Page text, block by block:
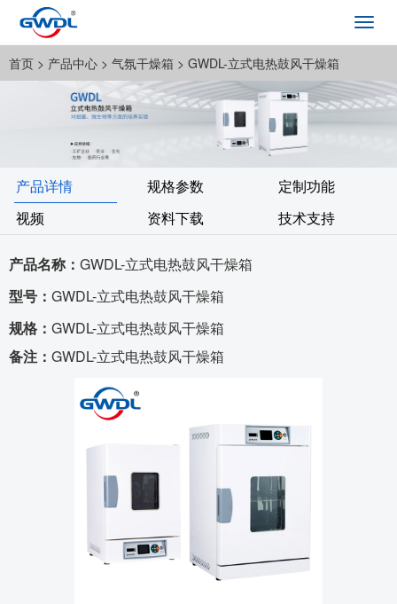
首页 > 产品中心 > 气氛干燥箱 > GWDL-立式电热鼓风干燥箱
产品详情 规格参数
定制功能
视频
资料下载 技术支持
产品名称： GWDL-立式电热鼓风干燥箱
型号： GWDL-立式电热鼓风干燥箱
规格： GWDL-立式电热鼓风干燥箱
备注： GWDL-立式电热鼓风干燥箱